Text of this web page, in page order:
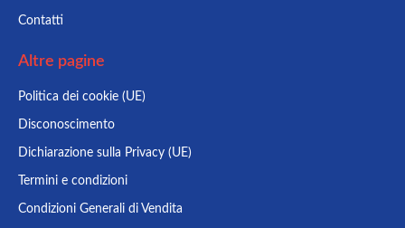
Contatti
Altre pagine
Politica dei cookie (UE)
Disconoscimento
Dichiarazione sulla Privacy (UE)
Termini e condizioni
Condizioni Generali di Vendita